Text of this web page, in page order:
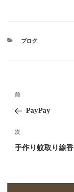
カ
ブログ
投
ナ
ビ
ゲ
ョ
前
の
稿
前
PayPay
次
の
次
手作り蚊取り線香